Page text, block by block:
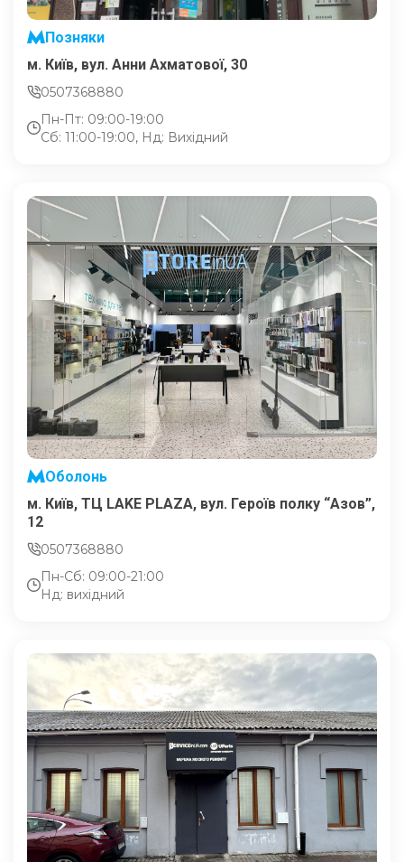
Позняки
м. Київ, вул. Анни Ахматової, 30
0507368880
Пн-Пт: 09:00-19:00
Сб: 11:00-19:00, Нд: Вихідний
Оболонь
м. Київ, ТЦ LAKE PLAZA, вул. Героїв полку “Азов”,
12
0507368880
Пн-Сб: 09:00-21:00
Нд: вихідний